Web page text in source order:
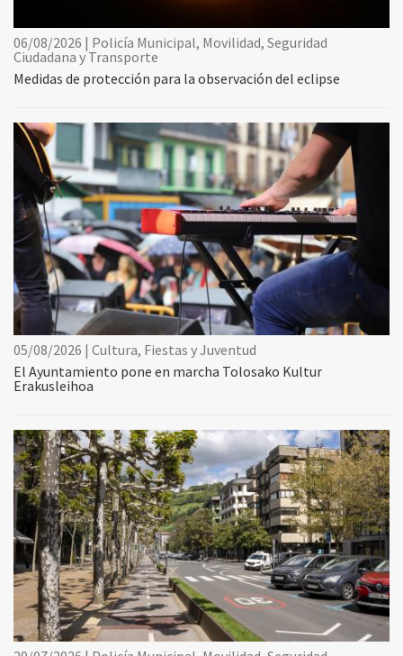
06/08/2026 | Policía Municipal, Movilidad, Seguridad
Ciudadana y Transporte
Medidas de protección para la observación del eclipse
05/08/2026 | Cultura, Fiestas y Juventud
El Ayuntamiento pone en marcha Tolosako Kultur
Erakusleihoa